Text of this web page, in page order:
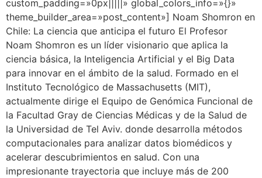
custom_padding=»0px|||||» global_colors_info=»{}»
theme_builder_area=»post_content»] Noam Shomron en
Chile: La ciencia que anticipa el futuro El Profesor
Noam Shomron es un líder visionario que aplica la
ciencia básica, la Inteligencia Artificial y el Big Data
para innovar en el ámbito de la salud. Formado en el
Instituto Tecnológico de Massachusetts (MIT),
actualmente dirige el Equipo de Genómica Funcional de
la Facultad Gray de Ciencias Médicas y de la Salud de
la Universidad de Tel Aviv. donde desarrolla métodos
computacionales para analizar datos biomédicos y
acelerar descubrimientos en salud. Con una
impresionante trayectoria que incluye más de 200